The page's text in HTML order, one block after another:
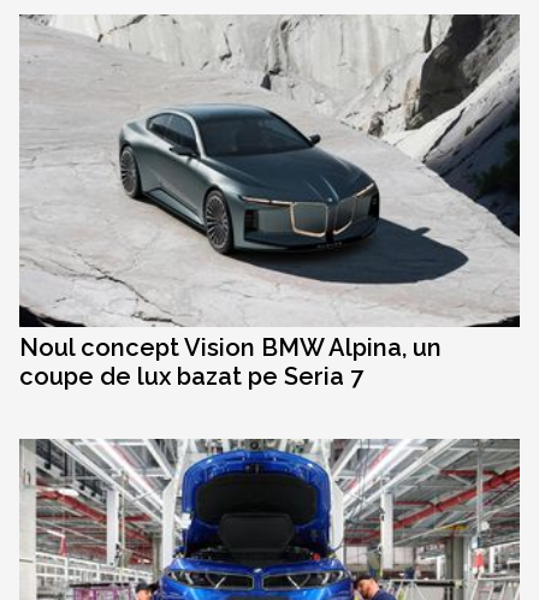
Noul concept Vision BMW Alpina, un
coupe de lux bazat pe Seria 7